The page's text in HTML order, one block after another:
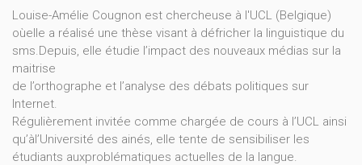
Louise-Amélie Cougnon est chercheuse à l'UCL (Belgique)
oùelle a réalisé une thèse visant à défricher la linguistique du
sms.Depuis, elle étudie l’impact des nouveaux médias sur la
maitrise
de l’orthographe et l’analyse des débats politiques sur
Internet.
Régulièrement invitée comme chargée de cours à l’UCL ainsi
qu’àl’Université des ainés, elle tente de sensibiliser les
étudiants auxproblématiques actuelles de la langue.